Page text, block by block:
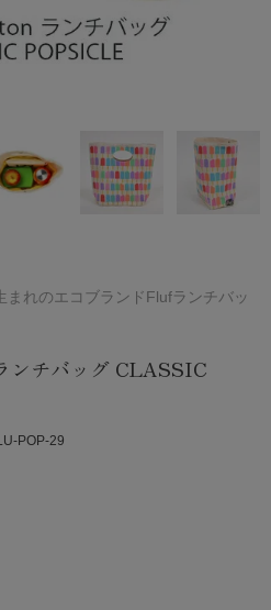
れのエコブランドFlufランチバッ
ンチバッグ CLASSIC
POP-29